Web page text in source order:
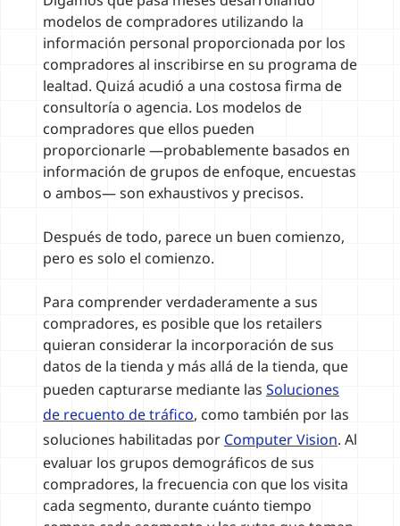
modelos de compradores utilizando la
información personal proporcionada por los
compradores al inscribirse en su programa de
lealtad. Quizá acudió a una costosa firma de
consultoría o agencia. Los modelos de
compradores que ellos pueden
proporcionarle —probablemente basados en
información de grupos de enfoque, encuestas
o ambos— son exhaustivos y precisos.
Después de todo, parece un buen comienzo,
pero es solo el comienzo.
Para comprender verdaderamente a sus
compradores, es posible que los retailers
quieran considerar la incorporación de sus
datos de la tienda y más allá de la tienda, que
pueden capturarse mediante las Soluciones
de recuento de tráfico, como también por las
soluciones habilitadas por Computer Vision. Al
evaluar los grupos demográficos de sus
compradores, la frecuencia con que los visita
cada segmento, durante cuánto tiempo